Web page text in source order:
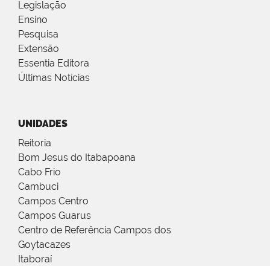
Legislação
Ensino
Pesquisa
Extensão
Essentia Editora
Últimas Notícias
UNIDADES
Reitoria
Bom Jesus do Itabapoana
Cabo Frio
Cambuci
Campos Centro
Campos Guarus
Centro de Referência Campos dos
Goytacazes
Itaboraí